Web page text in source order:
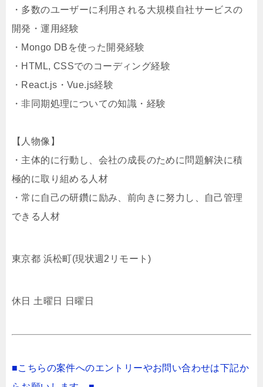
・多数のユーザーに利用される大規模自社サービスの
開発・運用経験
・Mongo DBを使った開発経験
・HTML, CSSでのコーディング経験
・React.js・Vue.js経験
・非同期処理についての知識・経験
【人物像】
・主体的に行動し、会社の成長のために問題解決に積
極的に取り組める人材
・常に自己の研鑽に励み、前向きに努力し、自己管理
できる人材
東京都 浜松町(現状週2リモート)
休日 土曜日 日曜日
■こちらの案件へのエントリーやお問い合わせは下記か